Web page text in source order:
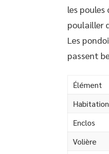
les
poulailler
Les
passent
Élément
Habitation
Enclos
Volière